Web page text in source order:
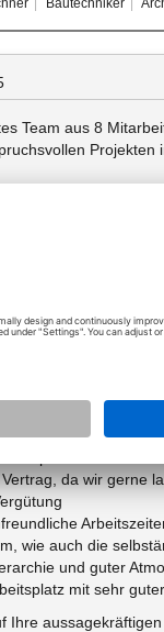
Bautechniker
Team aus 8
als
von
strukturierte
und
und
da wir gerne
wie auch die
und guter
mit sehr
Ihre